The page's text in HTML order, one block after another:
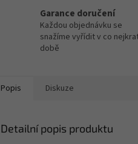
Garance doručení
Každou objednávku se
snažíme vyřídit v co
době
Popis Diskuze
Detailní popis produktu